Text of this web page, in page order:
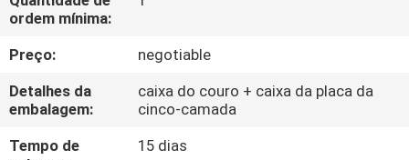
NÓS
EXCURSÃO
DA
ordem mínima:
Preço:
negotiable
Detalhes da
embalagem:
caixa do couro + caixa da placa da
cinco-camada
Tempo de
15 dias